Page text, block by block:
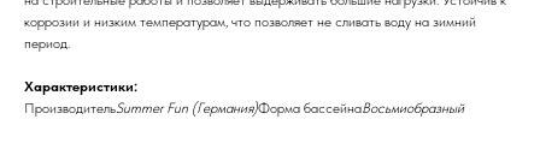
коррозии и низким температурам, что позволяет не сливать воду на зимний
период.
Характеристики:
ПроизводительSummer Fun (Германия)Форма бассейнаВосьмиобразный